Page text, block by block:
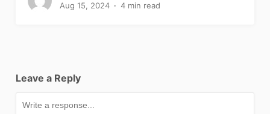
Aug 15, 2024
4 min read
Leave a Reply